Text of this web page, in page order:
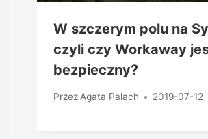
W szczerym polu na
czyli czy Workaway
bezpieczny?
Przez Agata Palach 2019-07-12